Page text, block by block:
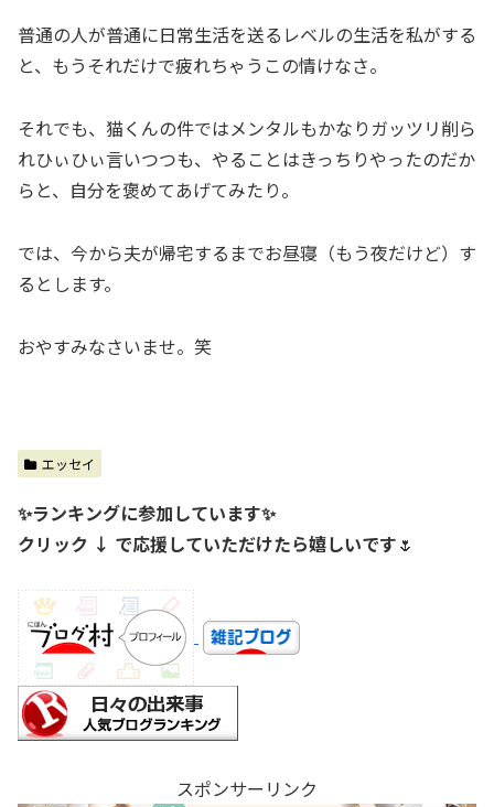
普通の人が普通に日常生活を送るレベルの生活を私がする
と、もうそれだけで疲れちゃうこの情けなさ。
それでも、猫くんの件ではメンタルもかなりガッツリ削ら
れひぃひぃ言いつつも、やることはきっちりやったのだか
らと、自分を褒めてあげてみたり。
では、今から夫が帰宅するまでお昼寝（もう夜だけど）す
るとします。
おやすみなさいませ。笑
エッセイ
✨ランキングに参加しています✨
クリック ↓ で応援していただけたら嬉しいです🌷
スポンサーリンク